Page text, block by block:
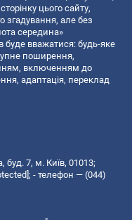
цього сайту,
згадування, але без
середина»
буде вважатися: будь-яке
поширення,
включенням до
адаптація, переклад
7, м. Київ, 01013;
; - телефон — (044)